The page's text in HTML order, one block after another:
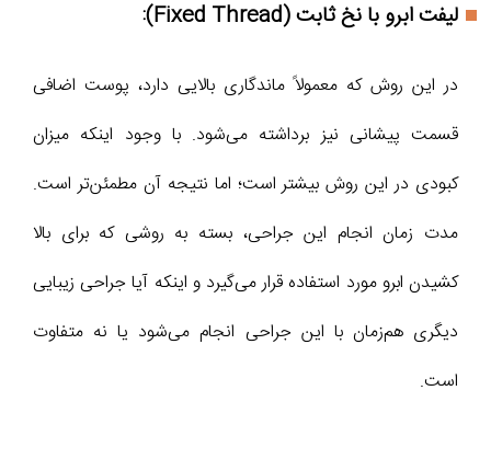
لیفت ابرو با نخ ثابت (Fixed Thread):
در این روش که معمولاً ماندگاری بالایی دارد، پوست اضافی
قسمت پیشانی نیز برداشته می‌شود. با وجود اینکه میزان
کبودی در این روش بیشتر است؛ اما نتیجه آن مطمئن‌تر است.
مدت زمان انجام این جراحی، بسته به روشی که برای بالا
کشیدن ابرو مورد استفاده قرار می‌گیرد و اینکه آیا جراحی زیبایی
دیگری هم‌زمان با این جراحی انجام می‌شود یا نه متفاوت
است.